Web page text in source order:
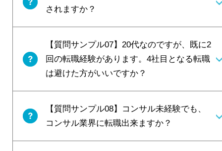
されますか？
【質問サンプル07】20代なのですが、既に2
回の転職経験があります。4社目となる転職
は避けた方がいいですか？
【質問サンプル08】コンサル未経験でも、
コンサル業界に転職出来ますか？